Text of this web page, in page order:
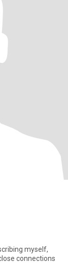
myself,
connections